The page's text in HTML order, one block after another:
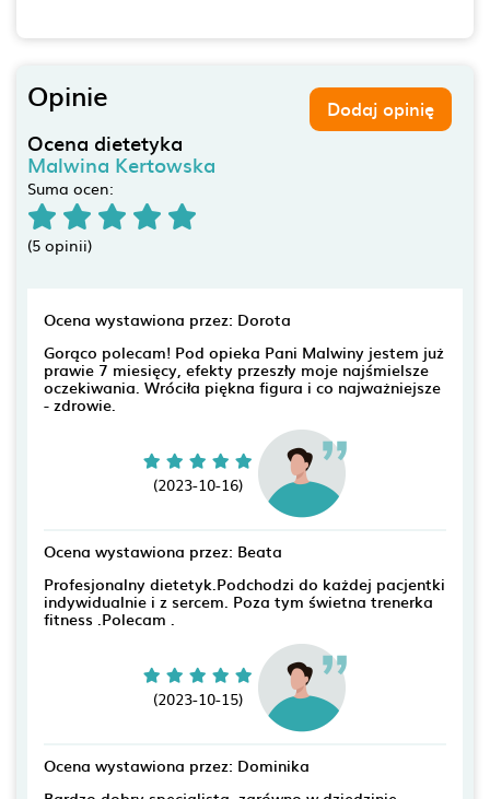
Opinie Dodaj opinię
Ocena dietetyka
Malwina Kertowska
Suma ocen:
(5 opinii)
Ocena wystawiona przez: Dorota
Gorąco polecam! Pod opieka Pani Malwiny jestem już
prawie 7 miesięcy, efekty przeszły moje najśmielsze
oczekiwania. Wróciła piękna figura i co najważniejsze
- zdrowie.
(2023-10-16)
Ocena wystawiona przez: Beata
Profesjonalny dietetyk.Podchodzi do każdej pacjentki
indywidualnie i z sercem. Poza tym świetna trenerka
fitness .Polecam .
(2023-10-15)
Ocena wystawiona przez: Dominika